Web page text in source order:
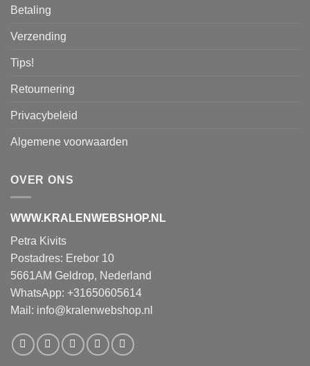
Betaling
Verzending
Tips!
Retournering
Privacybeleid
Algemene voorwaarden
OVER ONS
WWW.KRALENWEBSHOP.NL
Petra Kivits
Postadres: Erebor 10
5661AM Geldrop, Nederland
WhatsApp: +31650605614
Mail: info@kralenwebshop.nl